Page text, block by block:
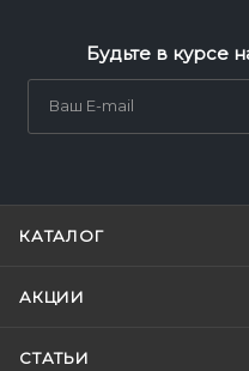
Будьте в курсе
КАТАЛОГ
АКЦИИ
СТАТЬИ